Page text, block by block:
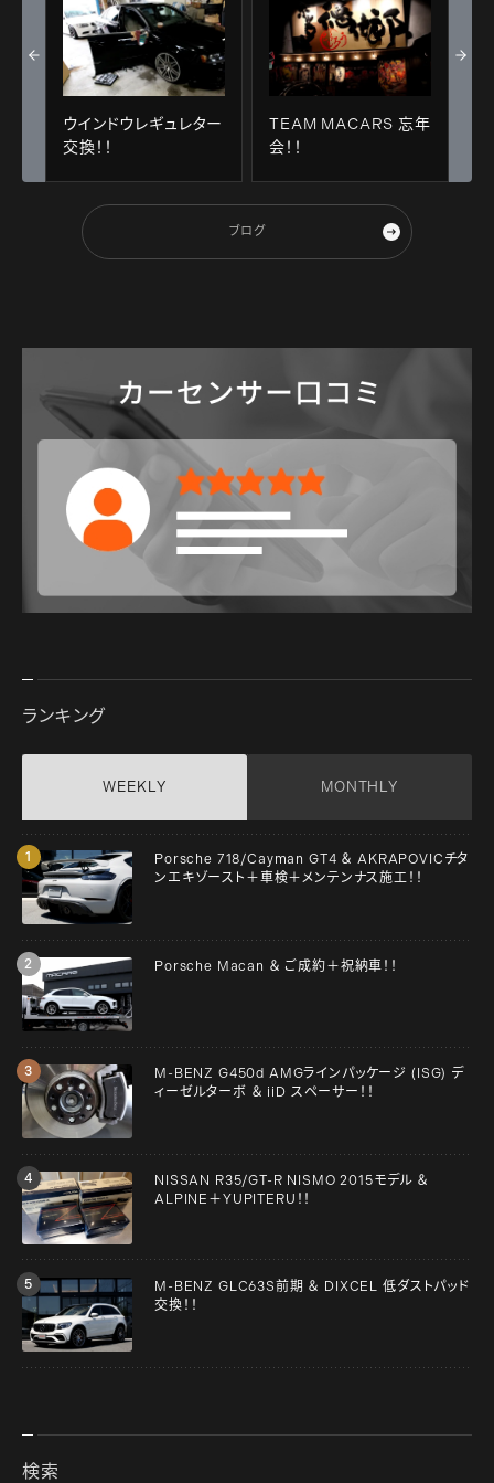
ウインドウレギュレター
交換！！
TEAM MACARS 忘年
会！！
ブログ
ランキング
WEEKLY MONTHLY
Porsche 718/Cayman GT4 ＆ AKRAPOVICチタ
ンエキゾースト＋車検＋メンテンナス施工！！
Porsche Macan ＆ ご成約＋祝納車！！
M-BENZ G450d AMGラインパッケージ (ISG) デ
ィーゼルターボ ＆ iiD スペーサー！！
NISSAN R35/GT-R NISMO 2015モデル ＆
ALPINE＋YUPITERU！！
M-BENZ GLC63S前期 ＆ DIXCEL 低ダストパッド
交換！！
検索